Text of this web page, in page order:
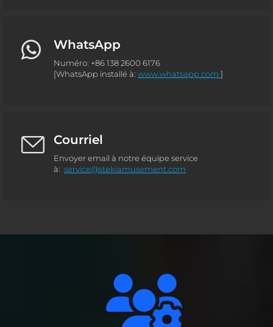
WhatsApp
Numéro: +86 138 2600 6176
[WhatsApp installé à: www.whatsapp.com ]
Courriel
Envoyer email à notre équipe service
à: service@stekiamusement.com